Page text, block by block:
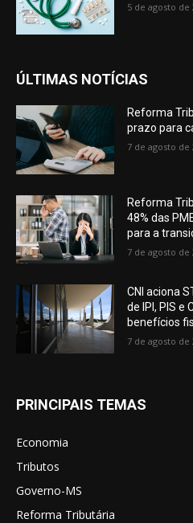
5 de agosto de
ÚLTIMAS NOTÍCIAS
Reforma
prazo para
7 de agosto de
Reforma
48% das
para a
7 de agosto de
CNI aciona
de IPI, PIS e
benefícios
7 de agosto de
PRINCIPAIS TEMAS
Economia
Tributos
Governo-MS
Reforma Tributária